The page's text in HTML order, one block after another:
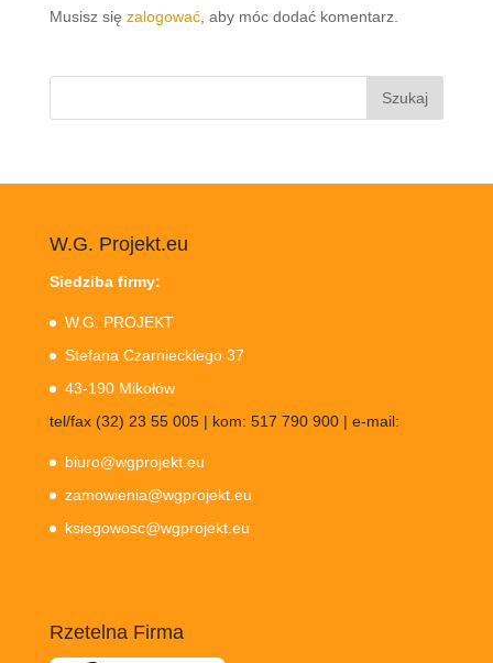
Musisz się zalogować, aby móc dodać komentarz.
Szukaj:
W.G. Projekt.eu
Siedziba firmy:
W.G. PROJEKT
Stefana Czarnieckiego 37
43-190 Mikołów
tel/fax (32) 23 55 005 | kom: 517 790 900 | e-mail:
biuro@wgprojekt.eu
zamowienia@wgprojekt.eu
ksiegowosc@wgprojekt.eu
Rzetelna Firma